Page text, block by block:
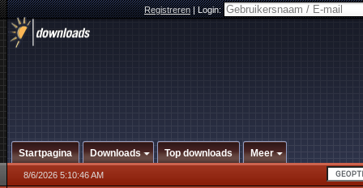
Registreren|Login:
Startpagina Downloads Top downloads Meer
8/6/2026 5:10:46 AM